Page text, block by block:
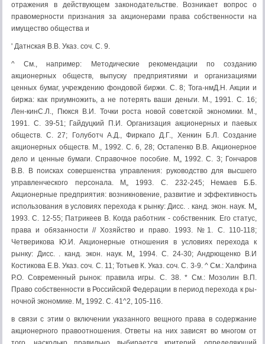
от­ражения в действующем законодательстве. Возникает вопрос о
правомерно­сти признания за акционерами права собственности на
имущество общества и
' Датнская В.В. Указ. соч. С. 9.
^ См., например: Методические рекомендации по созданию
акционерных обществ, выпуску предприятиями и организациями
ценных бумаг, учреждению фондовой биржи. С. 8; Тога-нмД.Н. Акции и
биржа: как приумножить, а не потерять ваши деньги. М., 1991. С. 16;
Лен-кинС.Л., Пюкся В.И. Точки роста новой советской экономики. М.,
1991. С. 39-51; Гайдуц­кий П.И. Организация акционерных и паевых
обществ. С. 27; Голуботч А.Д., Фиркапо Д.Г., Хенкин Б.Л. Создание
акционерных обществ. М., 1992. С. 6, 28; Остапенко В.В. Акционерное
дело и ценные бумаги. Справочное пособие. М„ 1992. С. 3; Гончаров
В.В. В поисках совер­шенства управления: руководство для высшего
управленческого персонала. М„ 1993. С. 232-245; Немаев Б.Б.
Акционерные предприятия: возникновение, развитие и эффективность
ис­пользования в условиях перехода к рынку: Дисс. . канд. экон. наук. М„
1993. С. 12-55; Пат­рикеев В. Когда работник - собственник. Его статус,
права и обязанности // Хозяйство и пра­во. 1993. №1. С. 110-118;
Четверикова Ю.И. Акционерные отношения в условиях перехода к
рынку: Дисс. . канд. экон. наук. М„ 1994. С. 24-30; Андрющенко В.И
Костикова Е.В. Указ. соч. С. 11; Тотьев К. Указ. соч. С. 3-9. ^ См.: Халфина
P.O. Современный рынок: правила игры. С. 38. * См.: Мозолин В.П.
Право собственности в Российской Федерации в период перехода к ры­
ночной экономике. М„ 1992. С. 41^2, 105-116.
в связи с этим о включении указанного вещного права в содержание
акцио­нерного правоотношения. Ответы на них зависят во многом от